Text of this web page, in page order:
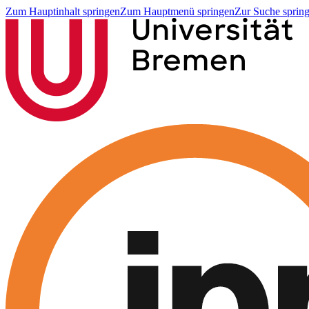
Zum Hauptinhalt springenZum Hauptmenü springenZur Suche